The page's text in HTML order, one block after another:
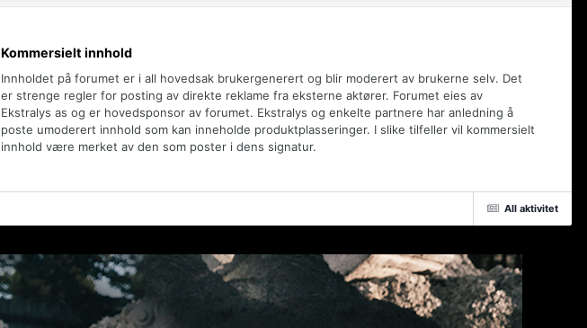
Kommersielt innhold
Innholdet på forumet er i all hovedsak brukergenerert og blir moderert av brukerne selv. Det
er strenge regler for posting av direkte reklame fra eksterne aktører. Forumet eies av
Ekstralys as og er hovedsponsor av forumet. Ekstralys og enkelte partnere har anledning å
poste umoderert innhold som kan inneholde produktplasseringer. I slike tilfeller vil kommersielt
innhold være merket av den som poster i dens signatur.
All aktivitet